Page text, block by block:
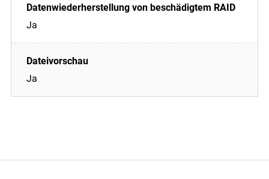
Ja
Ja